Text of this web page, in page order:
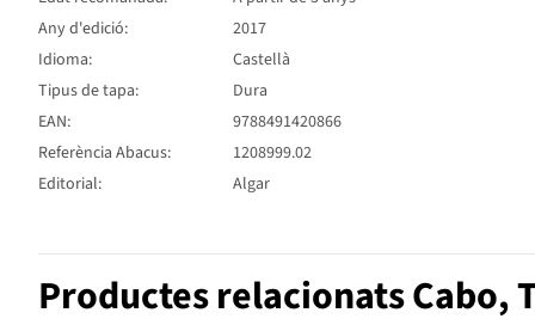
Any d'edició:
2017
Idioma:
Castellà
Tipus de tapa:
Dura
EAN:
9788491420866
Referència Abacus:
1208999.02
Editorial:
Algar
Productes relacionats Cabo,